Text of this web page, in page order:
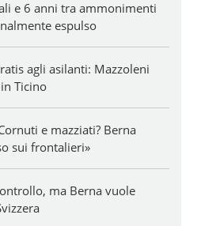
e 6 anni tra ammonimenti
espulso
agli asilanti: Mazzoleni
Ticino
e mazziati? Berna
sui frontalieri»
ma Berna vuole